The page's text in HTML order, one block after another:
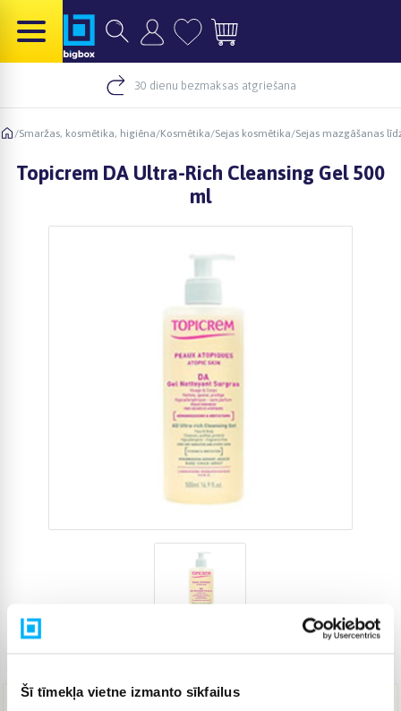
Šī tīmekļa vietne izmanto sīkfailus
30 dienu bezmaksas atgriešana
/Smaržas, kosmētika, higiēna/Kosmētika/Sejas kosmētika/Sejas mazgāšanas
Topicrem DA Ultra-Rich Cleansing Gel 500
ml